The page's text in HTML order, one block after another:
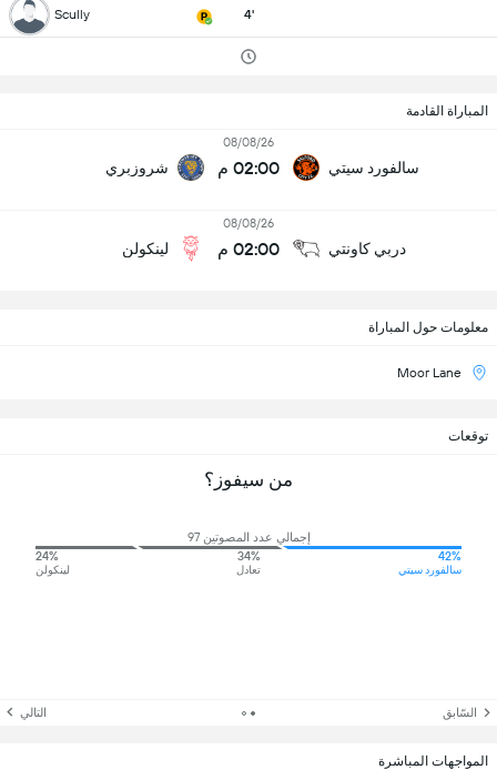
4'
Scully
المباراة القادمة
سالفورد سيتي
08/08/26
02:00 م شروزبري
دربي كاونتي
08/08/26
02:00 م لينكولن
معلومات حول المباراة
Moor Lane
توقعات
من سيفوز؟
إجمالي عدد المصوتين 97
42%
سالفورد سيتي
34%
تعادل
24%
لينكولن
السّابق التالي
المواجهات المباشرة